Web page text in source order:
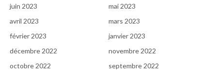
juin 2023
mai 2023
avril 2023
mars 2023
février 2023
janvier 2023
décembre 2022
novembre 2022
octobre 2022
septembre 2022